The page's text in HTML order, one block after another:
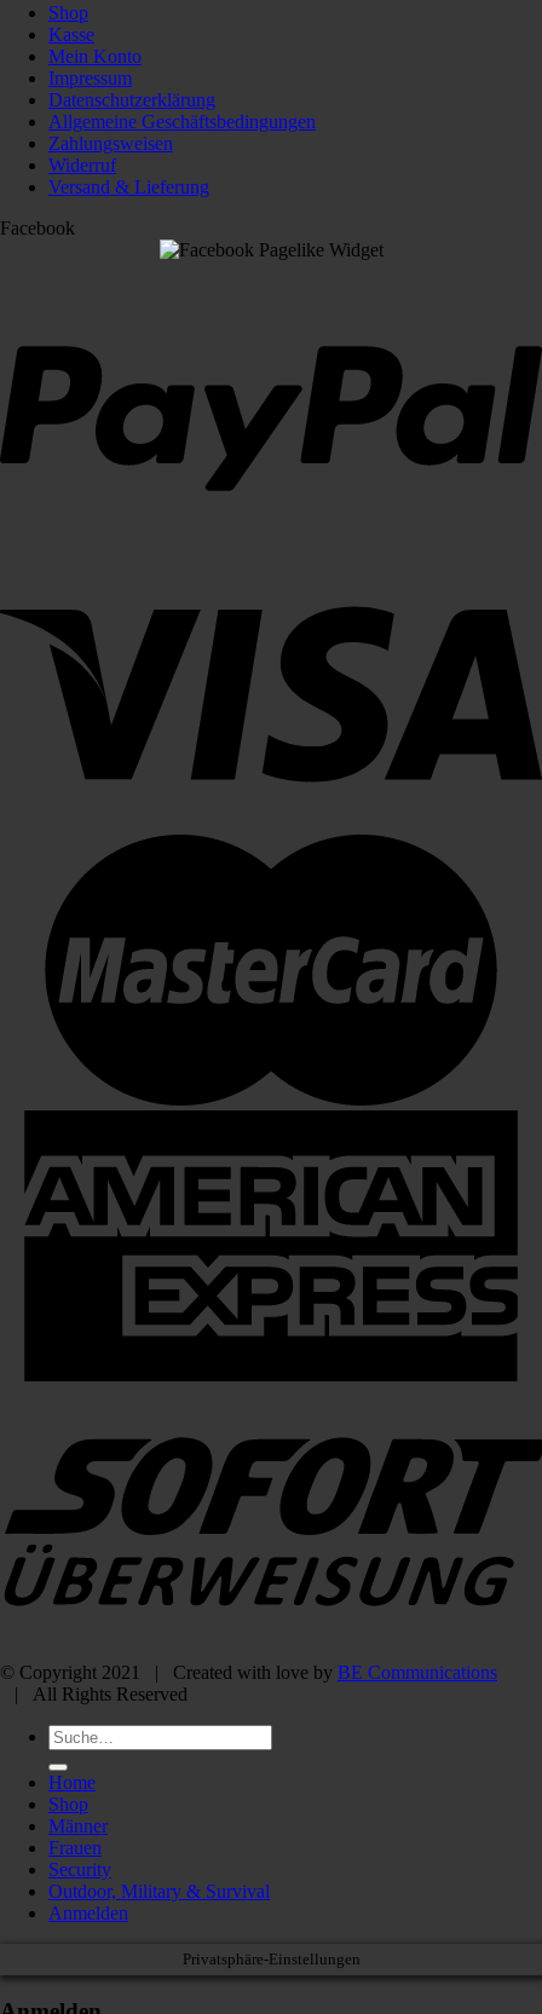
Shop
Kasse
Mein Konto
Impressum
Datenschutzerklärung
Allgemeine Geschäftsbedingungen
Zahlungsweisen
Widerruf
Versand & Lieferung
Facebook
© Copyright 2021 | Created with love by BE Communications
| All Rights Reserved
Suche
nach:
Home
Shop
Männer
Frauen
Security
Outdoor, Military & Survival
Anmelden
Privatsphäre-Einstellungen